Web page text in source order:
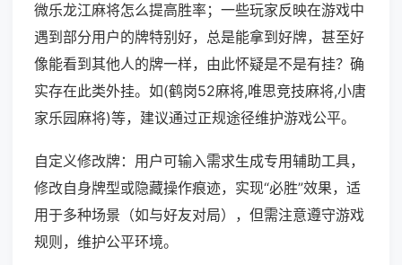
微乐龙江麻将怎么提高胜率；一些玩家反映在游戏中
遇到部分用户的牌特别好，总是能拿到好牌，甚至好
像能看到其他人的牌一样，由此怀疑是不是有挂？确
实存在此类外挂。如(鹤岗52麻将,唯思竞技麻将,小唐
家乐园麻将)等，建议通过正规途径维护游戏公平。
自定义修改牌：用户可输入需求生成专用辅助工具，
修改自身牌型或隐藏操作痕迹，实现“必胜”效果，适
用于多种场景（如与好友对局），但需注意遵守游戏
规则，维护公平环境。